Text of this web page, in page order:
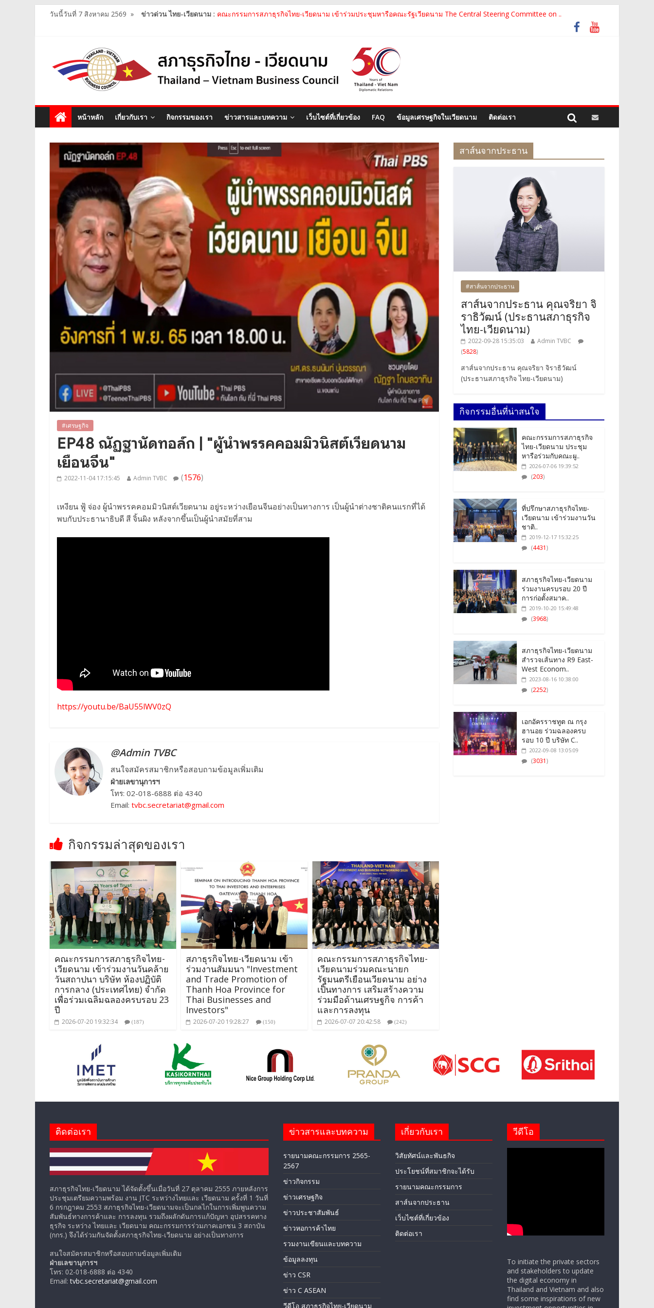
วันนี้วันที่ 7 สิงหาคม 2569 » ข่าวด่วน ไทย-เวียดนาม : คณะกรรมการสภาธุรกิจไทย-เวียดนาม เข้าร่วมประชุมหารือคณะรัฐเวียดนาม The Central Steering Committee on ..
คณะกรรมการสภาธุรกิจไทย-เวียดนาม ประชุมหารือร่วมกับคณะผู้แทนภาครัฐเวียดนาม จากคณะกรรมการประชาชน กรุงฮ..
สภาธุรกิจไทย-เวียดนาม เข้าร่วมงานสัมมนา "Investment and Trade Promotion of Thanh Hoa Province for Th..
คณะกรรมการสภาธุรกิจไทย-เวียดนามร่วมคณะนายกรัฐมนตรีเยือนเวียดนาม อย่างเป็นทางการ เสริมสร้างความร่วมมื..
หน้าหลัก เกี่ยวกับเรา กิจกรรมของเรา ข่าวสารและบทความ เว็บไซต์ที่เกี่ยวข้อง FAQ ข้อมูลเศรษฐกิจในเวียดนาม ติดต่อเรา
#เศรษฐกิจ
EP48 ณัฏฐานัดทอล์ก | "ผู้นำพรรคคอมมิวนิสต์เวียดนาม
เยือนจีน"
2022-11-04 17:15:45 Admin TVBC (1576)
เหงียน ฟู้ จ่อง ผู้นำพรรคคอมมิวนิสต์เวียดนาม อยู่ระหว่างเยือนจีนอย่างเป็นทางการ เป็นผู้นำต่างชาติคนแรกที่ได้
พบกับประธานาธิบดี สี จิ้นผิง หลังจากขึ้นเป็นผู้นำสมัยที่สาม
https://youtu.be/BaU55lWV0zQ
@Admin TVBC
สนใจสมัครสมาชิกหรือสอบถามข้อมูลเพิ่มเติม
ฝ่ายเลขานุการฯ
โทร: 02-018-6888 ต่อ 4340
Email: tvbc.secretariat@gmail.com
กิจกรรมล่าสุดของเรา
คณะกรรมการสภาธุรกิจไทย-
เวียดนาม เข้าร่วมงานวันคล้าย
วันสถาปนา บริษัท ห้องปฏิบัติ
การกลาง (ประเทศไทย) จำกัด
เพื่อร่วมเฉลิมฉลองครบรอบ 23
ปี
2026-07-20 19:32:34 (187)
สภาธุรกิจไทย-เวียดนาม เข้า
ร่วมงานสัมมนา "Investment
and Trade Promotion of
Thanh Hoa Province for
Thai Businesses and
Investors"
2026-07-20 19:28:27 (150)
คณะกรรมการสภาธุรกิจไทย-
เวียดนามร่วมคณะนายก
รัฐมนตรีเยือนเวียดนาม อย่าง
เป็นทางการ เสริมสร้างความ
ร่วมมือด้านเศรษฐกิจ การค้า
และการลงทุน
2026-07-07 20:42:58 (242)
สาส์นจากประธาน
#สาส์นจากประธาน
สาส์นจากประธาน คุณจริยา จิ
ราธิวัฒน์ (ประธานสภาธุรกิจ
ไทย-เวียดนาม)
2022-09-28 15:35:03
Admin TVBC
(5828)
สาส์นจากประธาน คุณจริยา จิราธิวัฒน์
(ประธานสภาธุรกิจ ไทย-เวียดนาม)
กิจกรรมอื่นที่น่าสนใจ
คณะกรรมการสภาธุรกิจ
ไทย-เวียดนาม ประชุม
หารือร่วมกับคณะผู..
2026-07-06 19:39:52
(203)
ที่ปรึกษาสภาธุรกิจไทย-
เวียดนาม เข้าร่วมงานวัน
ชาติ..
2019-12-17 15:32:25
(4431)
สภาธุรกิจไทย-เวียดนาม
ร่วมงานครบรอบ 20 ปี
การก่อตั้งสมาค..
2019-10-20 15:49:48
(3968)
สภาธุรกิจไทย-เวียดนาม
สำรวจเส้นทาง R9 East-
West Econom..
2023-08-16 10:38:00
(2252)
เอกอัครราชทูต ณ กรุง
ฮานอย ร่วมฉลองครบ
รอบ 10 ปี บริษัท C..
2022-09-08 13:05:09
(3031)
ติดต่อเรา
สภาธุรกิจไทย-เวียดนาม ได้จัดตั้งขึ้นเมื่อวันที่ 27 ตุลาคม 2555 ภายหลังการ
ประชุมเตรียมความพร้อม งาน JTC ระหว่างไทยและ เวียดนาม ครั้งที่ 1 วันที่
6 กรกฎาคม 2553 สภาธุรกิจไทย-เวียดนามจะเป็นกลไกในการเพิ่มพูนความ
สัมพันธ์ทางการค้าและ การลงทุน รวมถึงผลักดันการแก้ปัญหา อุปสรรคทาง
ธุรกิจ ระหว่าง ไทยและ เวียดนาม คณะกรรมการร่วมภาคเอกชน 3 สถาบัน
(กกร.) จึงได้ร่วมกันจัดตั้งสภาธุรกิจไทย-เวียดนาม อย่างเป็นทางการ
สนใจสมัครสมาชิกหรือสอบถามข้อมูลเพิ่มเติม
ฝ่ายเลขานุการฯ
โทร: 02-018-6888 ต่อ 4340
Email:tvbc.secretariat@gmail.com
ข่าวสารและบทความ
รายนามคณะกรรมการ 2565-
2567
ข่าวกิจกรรม
ข่าวเศรษฐกิจ
ข่าวประชาสัมพันธ์
ข่าวหอการค้าไทย
รวมงานเขียนและบทความ
ข้อมูลลงทุน
ข่าว CSR
ข่าว C ASEAN
วีดีโอ สภาธุรกิจไทย-เวียดนาม
เกี่ยวกับเรา
วิสัยทัศน์และพันธกิจ
ประโยชน์ที่สมาชิกจะได้รับ
รายนามคณะกรรมการ
สาส์นจากประธาน
เว็บไซต์ที่เกี่ยวข้อง
ติดต่อเรา
วีดีโอ
To initiate the private sectors
and stakeholders to update
the digital economy in
Thailand and Vietnam and also
find some inspirations of new